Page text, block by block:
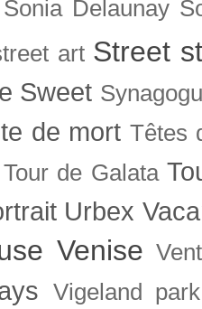
Sonia Delaunay
art Street
Sweet
de mort Têtes
Tour de Galata
Urbex
Venise
Vigeland park